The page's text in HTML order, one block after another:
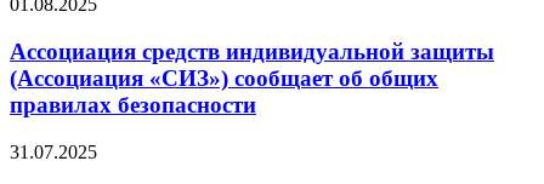
01.08.2025
Ассоциация средств индивидуальной защиты
(Ассоциация «СИЗ») сообщает об общих
правилах безопасности
31.07.2025